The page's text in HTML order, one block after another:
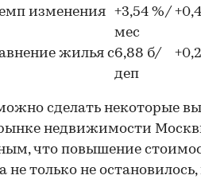
изменения +3,54 %/
мес
жилья с6,88 б/
деп
сделать некоторые
недвижимости
что повышение
только не остановилось,